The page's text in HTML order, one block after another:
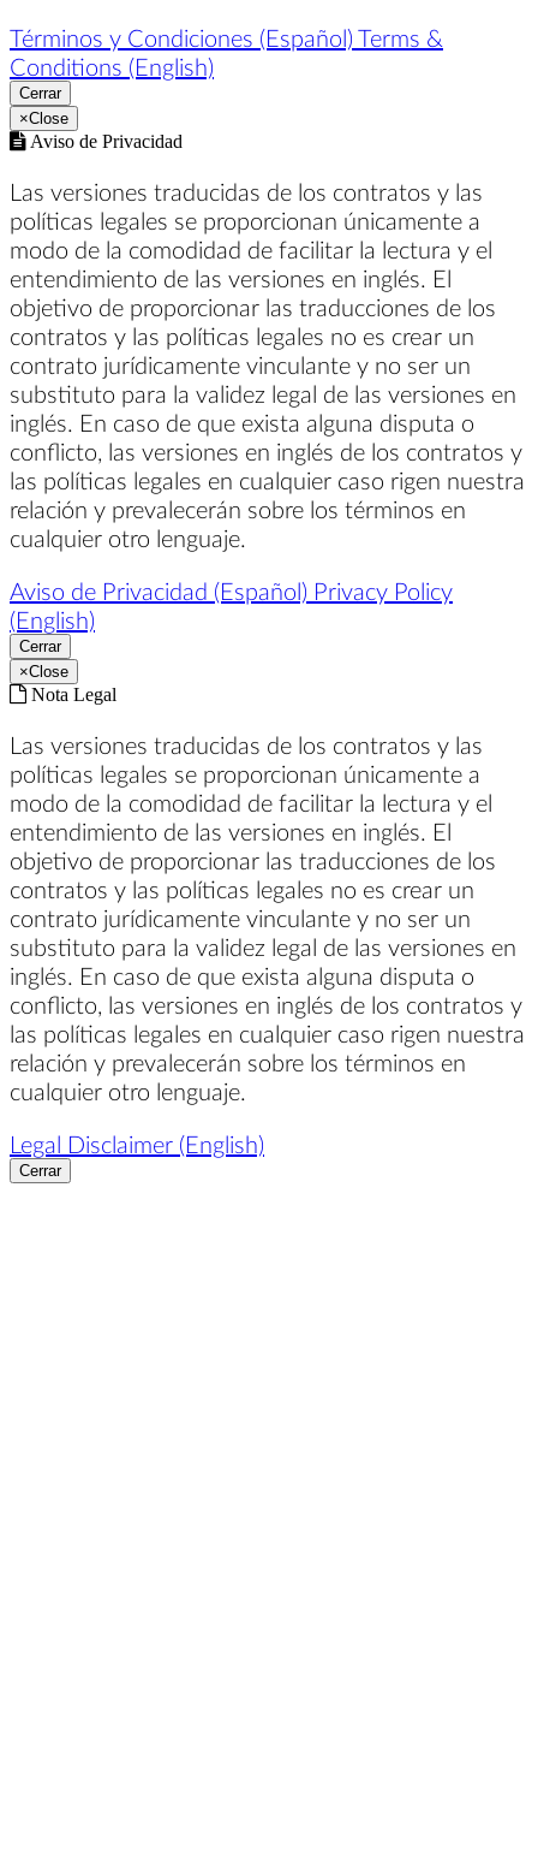
Términos y Condiciones (Español) Terms &
Conditions (English)
Cerrar
×Close
Aviso de Privacidad
Las versiones traducidas de los contratos y las
políticas legales se proporcionan únicamente a
modo de la comodidad de facilitar la lectura y el
entendimiento de las versiones en inglés. El
objetivo de proporcionar las traducciones de los
contratos y las políticas legales no es crear un
contrato jurídicamente vinculante y no ser un
substituto para la validez legal de las versiones en
inglés. En caso de que exista alguna disputa o
conflicto, las versiones en inglés de los contratos y
las políticas legales en cualquier caso rigen nuestra
relación y prevalecerán sobre los términos en
cualquier otro lenguaje.
Aviso de Privacidad (Español) Privacy Policy
(English)
Cerrar
×Close
Nota Legal
Las versiones traducidas de los contratos y las
políticas legales se proporcionan únicamente a
modo de la comodidad de facilitar la lectura y el
entendimiento de las versiones en inglés. El
objetivo de proporcionar las traducciones de los
contratos y las políticas legales no es crear un
contrato jurídicamente vinculante y no ser un
substituto para la validez legal de las versiones en
inglés. En caso de que exista alguna disputa o
conflicto, las versiones en inglés de los contratos y
las políticas legales en cualquier caso rigen nuestra
relación y prevalecerán sobre los términos en
cualquier otro lenguaje.
Legal Disclaimer (English)
Cerrar